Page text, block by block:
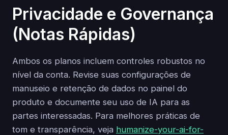
Privacidade e Governança
(Notas Rápidas)
Ambos os planos incluem controles robustos no
nível da conta. Revise suas configurações de
manuseio e retenção de dados no painel do
produto e documente seu uso de IA para as
partes interessadas. Para melhores práticas de
tom e transparência, veja humanize-your-ai-for-